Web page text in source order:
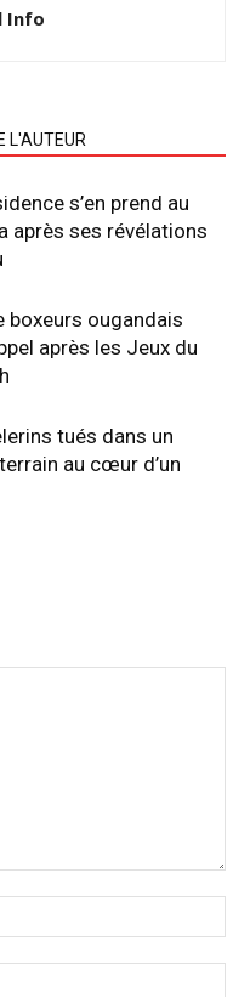
Info
L'AUTEUR
s’en prend au
après ses révélations
boxeurs ougandais
après les Jeux du
tués dans un
au cœur d’un